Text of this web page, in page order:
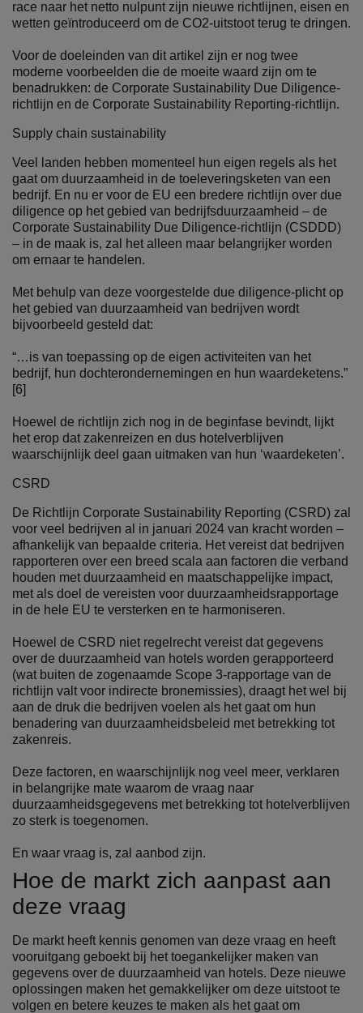
race naar het netto nulpunt zijn nieuwe richtlijnen, eisen en
wetten geïntroduceerd om de CO2-uitstoot terug te dringen.
Voor de doeleinden van dit artikel zijn er nog twee
moderne voorbeelden die de moeite waard zijn om te
benadrukken: de Corporate Sustainability Due Diligence-
richtlijn en de Corporate Sustainability Reporting-richtlijn.
Supply chain sustainability
Veel landen hebben momenteel hun eigen regels als het
gaat om duurzaamheid in de toeleveringsketen van een
bedrijf. En nu er voor de EU een bredere richtlijn over due
diligence op het gebied van bedrijfsduurzaamheid – de
Corporate Sustainability Due Diligence-richtlijn (CSDDD)
– in de maak is, zal het alleen maar belangrijker worden
om ernaar te handelen.
Met behulp van deze voorgestelde due diligence-plicht op
het gebied van duurzaamheid van bedrijven wordt
bijvoorbeeld gesteld dat:
“…is van toepassing op de eigen activiteiten van het
bedrijf, hun dochterondernemingen en hun waardeketens.”
[6]
Hoewel de richtlijn zich nog in de beginfase bevindt, lijkt
het erop dat zakenreizen en dus hotelverblijven
waarschijnlijk deel gaan uitmaken van hun ‘waardeketen’.
CSRD
De Richtlijn Corporate Sustainability Reporting (CSRD) zal
voor veel bedrijven al in januari 2024 van kracht worden –
afhankelijk van bepaalde criteria. Het vereist dat bedrijven
rapporteren over een breed scala aan factoren die verband
houden met duurzaamheid en maatschappelijke impact,
met als doel de vereisten voor duurzaamheidsrapportage
in de hele EU te versterken en te harmoniseren.
Hoewel de CSRD niet regelrecht vereist dat gegevens
over de duurzaamheid van hotels worden gerapporteerd
(wat buiten de zogenaamde Scope 3-rapportage van de
richtlijn valt voor indirecte bronemissies), draagt het wel bij
aan de druk die bedrijven voelen als het gaat om hun
benadering van duurzaamheidsbeleid met betrekking tot
zakenreis.
Deze factoren, en waarschijnlijk nog veel meer, verklaren
in belangrijke mate waarom de vraag naar
duurzaamheidsgegevens met betrekking tot hotelverblijven
zo sterk is toegenomen.
En waar vraag is, zal aanbod zijn.
Hoe de markt zich aanpast aan
deze vraag
De markt heeft kennis genomen van deze vraag en heeft
vooruitgang geboekt bij het toegankelijker maken van
gegevens over de duurzaamheid van hotels. Deze nieuwe
oplossingen maken het gemakkelijker om deze uitstoot te
volgen en betere keuzes te maken als het gaat om